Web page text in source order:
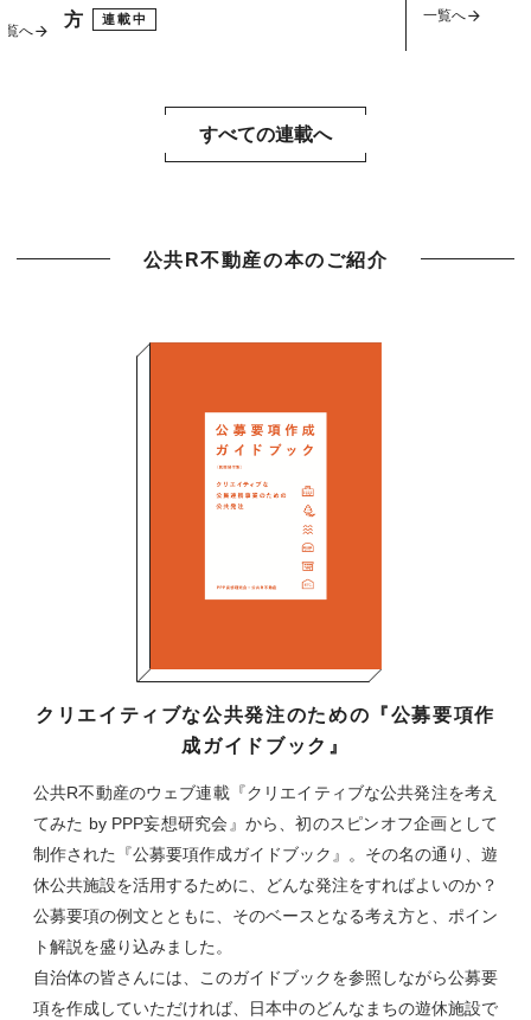
方
連載中
一覧へ
覧へ
すべての連載へ
公共R不動産の本のご紹介
クリエイティブな公共発注のための『公募要項作
成ガイドブック』
公共R不動産のウェブ連載『クリエイティブな公共発注を考え
てみた by PPP妄想研究会』から、初のスピンオフ企画として
制作された『公募要項作成ガイドブック』。その名の通り、遊
休公共施設を活用するために、どんな発注をすればよいのか？
公募要項の例文とともに、そのベースとなる考え方と、ポイン
ト解説を盛り込みました。
自治体の皆さんには、このガイドブックを参照しながら公募要
項を作成していただければ、日本中のどんなまちの遊休施設で